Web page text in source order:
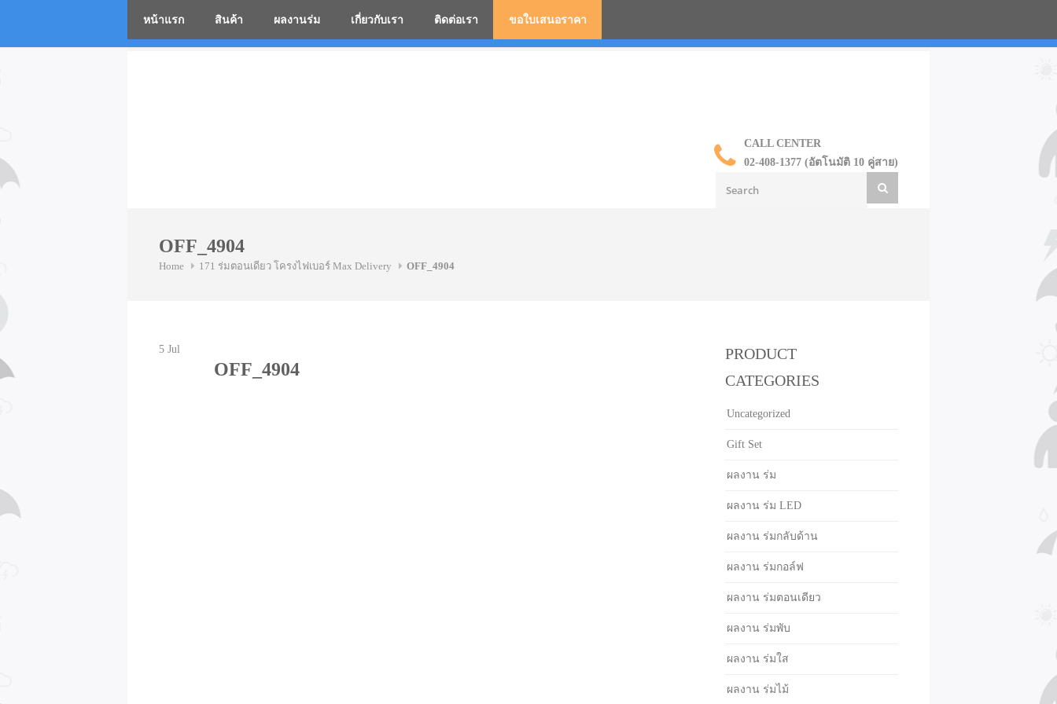
CALL CENTER
02-408-1377 (อัตโนมัติ 10 คู่สาย)
หน้าแรก สินค้า ผลงานร่ม เกี่ยวกับเรา ติดต่อเรา ขอใบเสนอราคา
OFF_4904
Home 171 ร่มตอนเดียว โครงไฟเบอร์ Max Delivery OFF_4904
5 Jul
OFF_4904
PRODUCT
CATEGORIES
Uncategorized
Gift Set
ผลงาน ร่ม
ผลงาน ร่ม LED
ผลงาน ร่มกลับด้าน
ผลงาน ร่มกอล์ฟ
ผลงาน ร่มตอนเดียว
ผลงาน ร่มพับ
ผลงาน ร่มใส
ผลงาน ร่มไม้
โรงงานร่มสกรีนโลโก้ ร่มพรีเมี่ยม ร่มตอนเดียว ร่มกอล์ฟ ร่มกลับด้าน ราคาส่ง